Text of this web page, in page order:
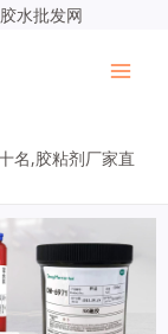
水批发网
名,胶粘剂厂家直